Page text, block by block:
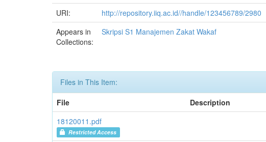
URI:
http://repository.iiq.ac.id//handle/123456789/2980
Appears in
Collections:
Skripsi S1 Manajemen Zakat Wakaf
Files in This Item:
File
Description
18120011.pdf
Restricted Access